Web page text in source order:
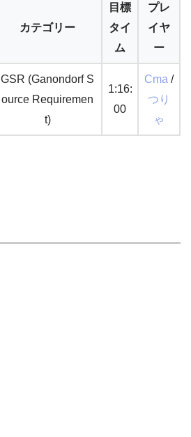
カテゴリー
目標
タイ
ム
プレ
イヤ
ー
GSR (Ganondorf S
ource Requiremen
t)
1:16:
00
Cma /
つり
ゃ